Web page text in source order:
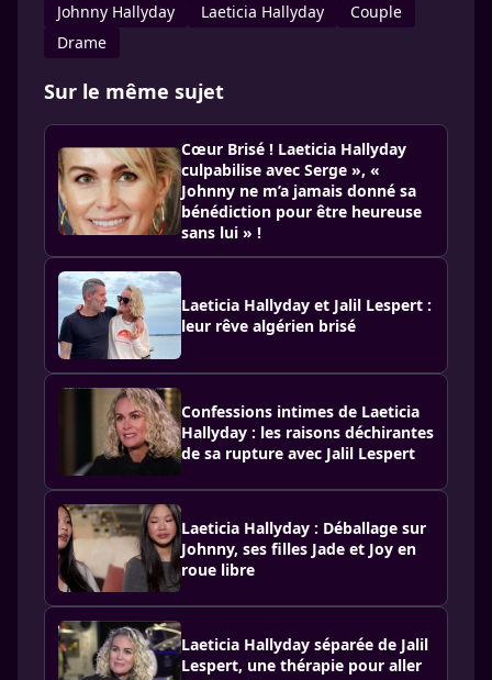
Johnny Hallyday
Laeticia Hallyday
Couple
Drame
Sur le même sujet
Cœur Brisé ! Laeticia Hallyday
culpabilise avec Serge », «
Johnny ne m’a jamais donné sa
bénédiction pour être heureuse
sans lui » !
Laeticia Hallyday et Jalil Lespert :
leur rêve algérien brisé
Confessions intimes de Laeticia
Hallyday : les raisons déchirantes
de sa rupture avec Jalil Lespert
Laeticia Hallyday : Déballage sur
Johnny, ses filles Jade et Joy en
roue libre
Laeticia Hallyday séparée de Jalil
Lespert, une thérapie pour aller